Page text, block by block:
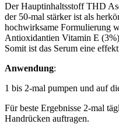
Der Hauptinhaltsstoff THD
der 50-mal stärker ist als
hochwirksame Formulierung
Antioxidantien Vitamin E
Somit ist das Serum eine
Anwendung:
1 bis 2-mal pumpen und auf
Für beste Ergebnisse 2-mal
Handrücken auftragen.